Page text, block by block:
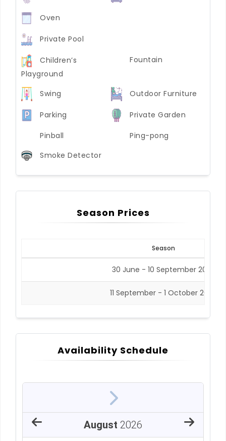
Oven
Private Pool
Children’s
Playground
Fountain
Swing Outdoor Furniture
Parking Private Garden
Pinball
Ping-pong
Smoke Detector
Season Prices
Season
30 June - 10 September 2026
11 September - 1 October 2026
Availability Schedule
August 2026